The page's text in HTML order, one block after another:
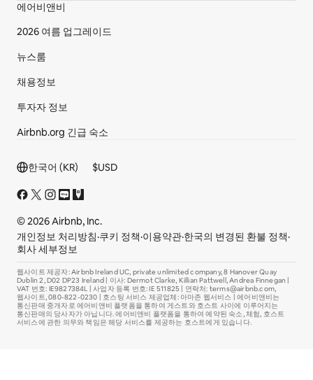
에어비앤비
2026 여름 업그레이드
뉴스룸
채용정보
투자자 정보
Airbnb.org 긴급 숙소
바닥글 섹션
한국어 (KR) $USD
© 2026 Airbnb, Inc.
개인정보 처리방침·쿠키 정책·이용약관·한국의 변경된 환불 정책·
회사 세부정보
웹사이트 제공자: Airbnb Ireland UC, private unlimited company, 8 Hanover Quay
Dublin 2, D02 DP23 Ireland | 이사: Dermot Clarke, Killian Pattwell, Andrea Finnegan |
VAT 번호: IE9827384L | 사업자 등록 번호: IE 511825 | 연락처: terms@airbnb.com,
웹사이트, 080-822-0230 | 호스팅 서비스 제공업체: 아마존 웹서비스 | 에어비앤비는
통신판매 중개자로 에어비앤비 플랫폼을 통하여 게스트와 호스트 사이에 이루어지는
통신판매의 당사자가 아닙니다. 에어비앤비 플랫폼을 통하여 예약된 숙소, 체험, 호스트
서비스에 관한 의무와 책임은 해당 서비스를 제공하는 호스트에게 있습니다.